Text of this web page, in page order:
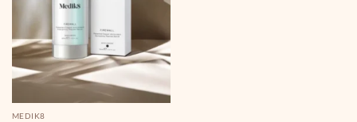
MEDIK8